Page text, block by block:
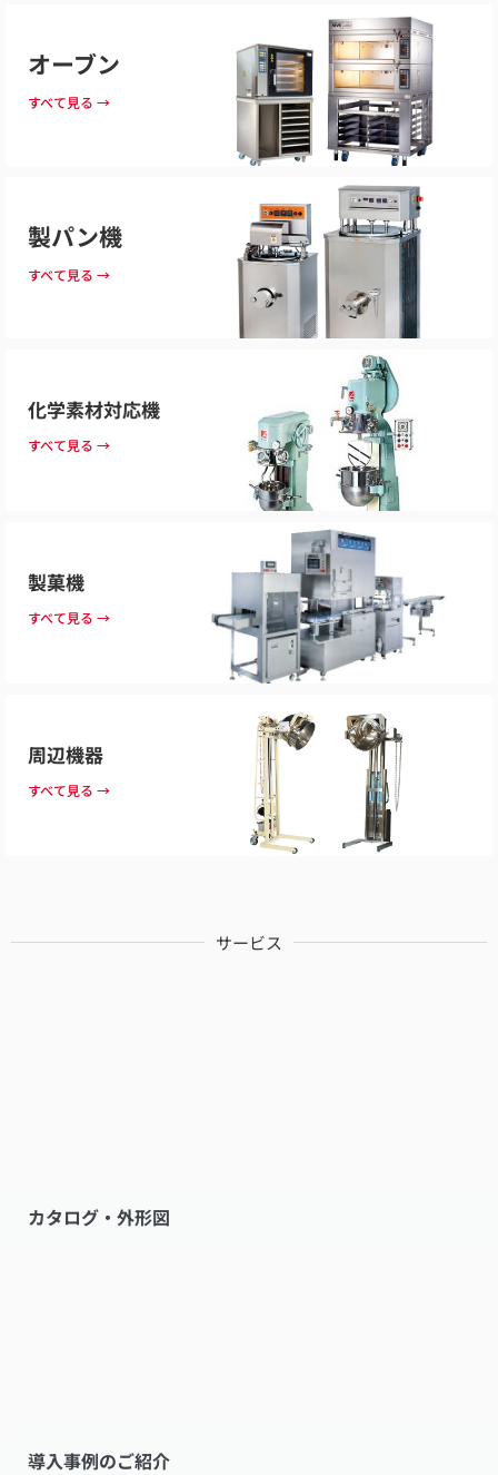
オーブン
すべて見る →
製パン機
すべて見る →
化学素材対応機
すべて見る →
製菓機
すべて見る →
周辺機器
すべて見る →
サービス
カタログ・外形図
導入事例のご紹介